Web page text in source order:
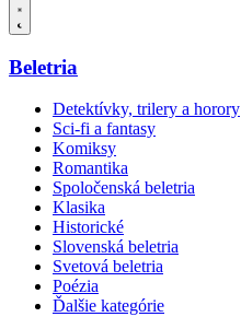
Beletria
Detektívky, trilery a horory
Sci-fi a fantasy
Komiksy
Romantika
Spoločenská beletria
Klasika
Historické
Slovenská beletria
Svetová beletria
Poézia
Ďalšie kategórie